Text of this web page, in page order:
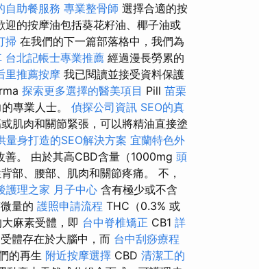
自助餐服務 專業整骨師 選擇合適的按
迎的按摩油包括葵花籽油、椰子油或
掃 在我們的下一篇部落格中，我們為
台北記帳士專業推薦 經過漫長勞累的
里推薦按摩 我已閱讀並接受資料保護
探索更多選擇的醫美項目 Pill 苗栗
專業人士。 偵探公司資訊 SEO的真
肌肉和關節緊張，可以將精油直接塗
量身打造的SEO解決方案 宜蘭特色外
善。 由於其高CBD含量（1000mg 頭
部、腰部、肌肉和關節疼痛。 不，
護理之家 月子中心 含有極少或不含
量的 護照申請流程 THC（0.3% 或
麻素受體，即 台中脊椎矯正 CB1 詳
體存在於大腦中，而 台中刮痧療程
的再生 附近按摩選擇 CBD 清潔工的